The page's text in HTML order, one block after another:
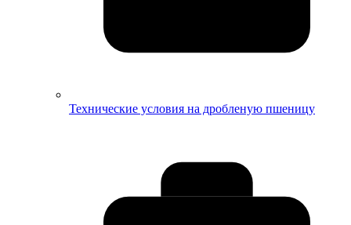
Технические условия на дробленую пшеницу